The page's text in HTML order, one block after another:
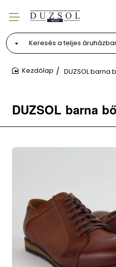
Keresés
teljes
áruházban...
DUZSOL barna
DUZSOL barna